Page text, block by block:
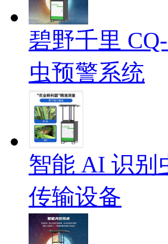
碧野千里
虫预警系统
智能 AI 识别
传输设备